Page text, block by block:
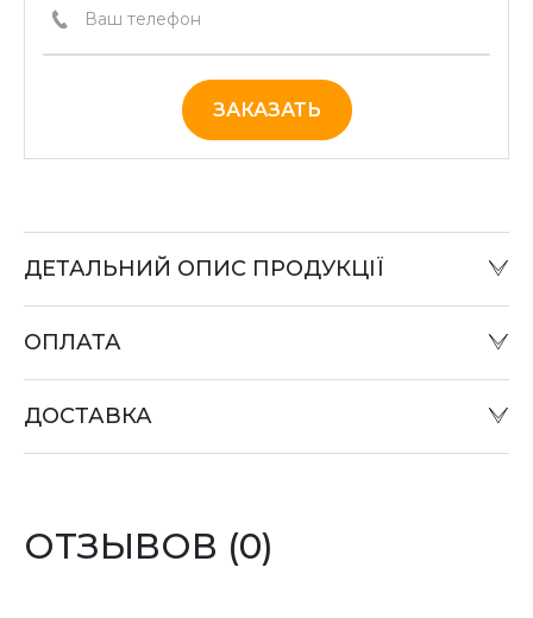
ЗАКАЗАТЬ
ДЕТАЛЬНИЙ ОПИС ПРОДУКЦІЇ
или при отправке «Наложенным платежом» в
«Райффайзен Банк Аваль»
Безналичный расчет для юридических лиц:
ОПЛАТА
ДОСТАВКА
ОТЗЫВОВ (0)